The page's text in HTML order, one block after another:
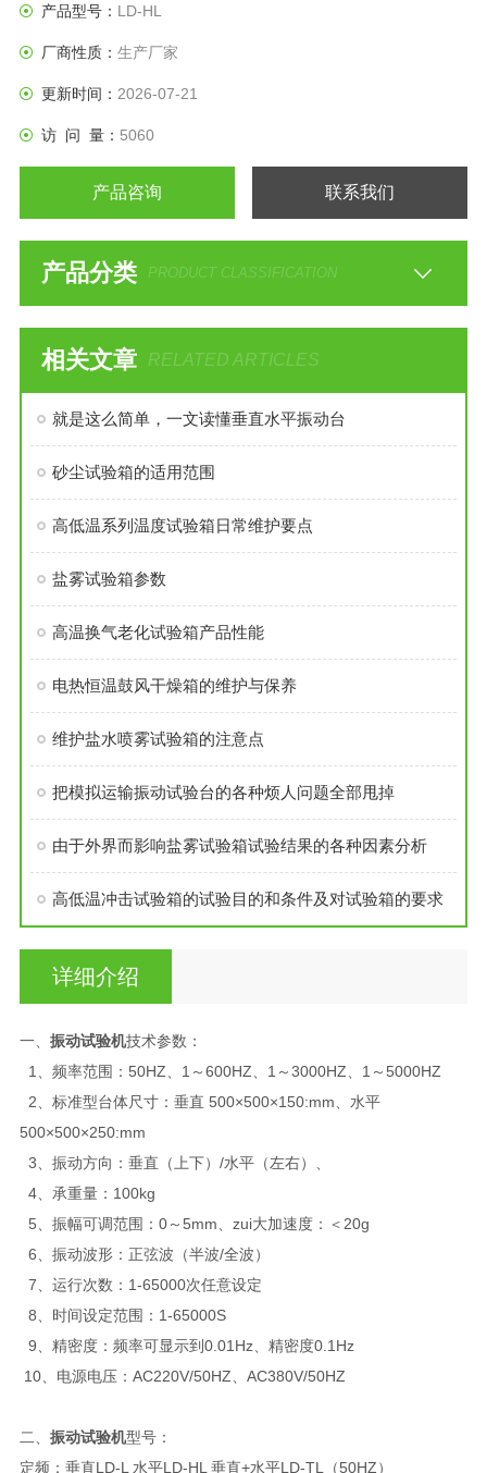
产品型号： LD-HL
厂商性质： 生产厂家
更新时间： 2026-07-21
访 问 量： 5060
产品咨询 联系我们
产品分类 PRODUCT CLASSIFICATION
相关文章 RELATED ARTICLES
就是这么简单，一文读懂垂直水平振动台
砂尘试验箱的适用范围
高低温系列温度试验箱日常维护要点
盐雾试验箱参数
高温换气老化试验箱产品性能
电热恒温鼓风干燥箱的维护与保养
维护盐水喷雾试验箱的注意点
把模拟运输振动试验台的各种烦人问题全部甩掉
由于外界而影响盐雾试验箱试验结果的各种因素分析
高低温冲击试验箱的试验目的和条件及对试验箱的要求
详细介绍
一、 振动试验机技术参数：
1、频率范围：50HZ、1～600HZ、1～3000HZ、1～5000HZ
2、标准型台体尺寸：垂直 500×500×150:mm、水平
500×500×250:mm
3、振动方向：垂直（上下）/水平（左右）、
4、承重量：100kg
5、振幅可调范围：0～5mm、zui大加速度：＜20g
6、振动波形：正弦波（半波/全波）
7、运行次数：1-65000次任意设定
8、时间设定范围：1-65000S
9、精密度：频率可显示到0.01Hz、精密度0.1Hz
10、电源电压：AC220V/50HZ、AC380V/50HZ
二、 振动试验机型号：
定频：垂直LD-L 水平LD-HL 垂直+水平LD-TL（50HZ）